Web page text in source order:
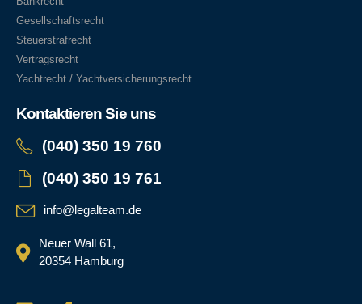
Gesellschaftsrecht
Steuerstrafrecht
Vertragsrecht
Yachtrecht / Yachtversicherungsrecht
Kontaktieren Sie uns
(040) 350 19 760
(040) 350 19 761
info@legalteam.de
Neuer Wall 61,
20354 Hamburg